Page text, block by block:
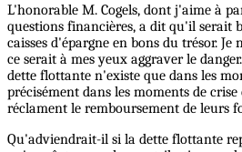
L'honorable M. Cogels, dont j'aime à
questions financières, a dit qu'il serait
caisses d'épargne en bons du trésor. Je
ce serait à mes yeux aggraver le
dette flottante n'existe que dans les
précisément dans les moments de crise
réclament le remboursement de leurs
Qu'adviendrait-il si la dette flottante